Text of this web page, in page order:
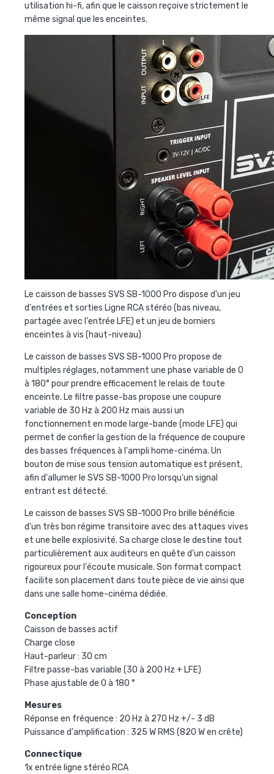
utilisation hi-fi, afin que le caisson reçoive strictement le
même signal que les enceintes.
Le caisson de basses SVS SB-1000 Pro dispose d'un jeu
d'entrées et sorties Ligne RCA stéréo (bas niveau,
partagée avec l'entrée LFE) et un jeu de borniers
enceintes à vis (haut-niveau)
Le caisson de basses SVS SB-1000 Pro propose de
multiples réglages, notamment une phase variable de 0
à 180° pour prendre efficacement le relais de toute
enceinte. Le filtre passe-bas propose une coupure
variable de 30 Hz à 200 Hz mais aussi un
fonctionnement en mode large-bande (mode LFE) qui
permet de confier la gestion de la fréquence de coupure
des basses fréquences à l'ampli home-cinéma. Un
bouton de mise sous tension automatique est présent,
afin d'allumer le SVS SB-1000 Pro lorsqu'un signal
entrant est détecté.
Le caisson de basses SVS SB-1000 Pro brille bénéficie
d'un très bon régime transitoire avec des attaques vives
et une belle explosivité. Sa charge close le destine tout
particulièrement aux auditeurs en quête d'un caisson
rigoureux pour l'écoute musicale. Son format compact
facilite son placement dans toute pièce de vie ainsi que
dans une salle home-cinéma dédiée.
Conception
Caisson de basses actif
Charge close
Haut-parleur : 30 cm
Filtre passe-bas variable (30 à 200 Hz + LFE)
Phase ajustable de 0 à 180 °
Mesures
Réponse en fréquence : 20 Hz à 270 Hz +/- 3 dB
Puissance d'amplification : 325 W RMS (820 W en crête)
Connectique
1x entrée ligne stéréo RCA